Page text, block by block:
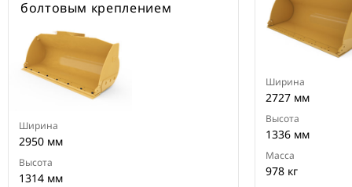
болтовым креплением
Ширина
2950 мм
Высота
1314 мм
Ширина
2727 мм
Высота
1336 мм
Масса
978 кг